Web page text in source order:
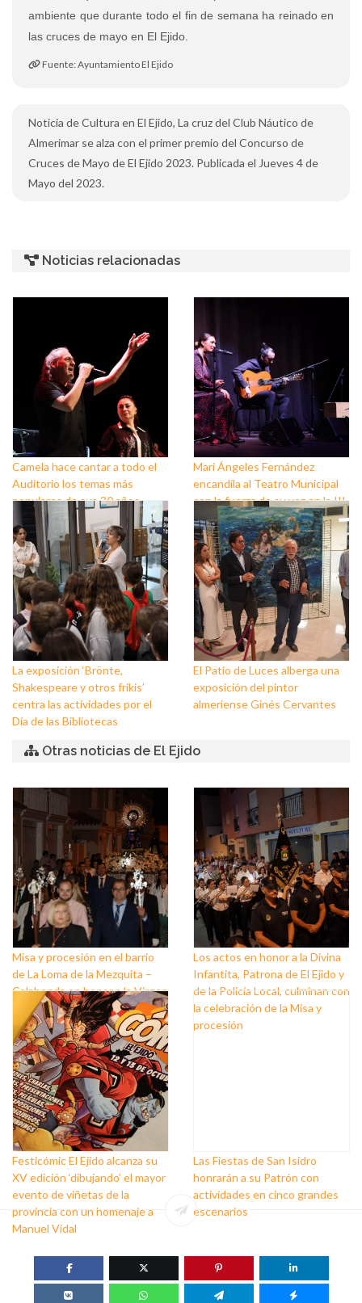
ambiente que durante todo el fin de semana ha reinado en
las cruces de mayo en El Ejido.
Fuente: Ayuntamiento El Ejido
Noticia de Cultura en El Ejido, La cruz del Club Náutico de
Almerimar se alza con el primer premio del Concurso de
Cruces de Mayo de El Ejido 2023. Publicada el Jueves 4 de
Mayo del 2023.
Noticias relacionadas
Camela hace cantar a todo el
Auditorio los temas más
populares de sus 30 años
sobre los escenarios
Mari Ángeles Fernández
encandila al Teatro Municipal
con la fuerza de su voz en la III
Semana del Flamenco
La exposición ‘Brönte,
Shakespeare y otros frikis’
centra las actividades por el
Día de las Bibliotecas
El Patio de Luces alberga una
exposición del pintor
almeriense Ginés Cervantes
Otras noticias de El Ejido
Misa y procesión en el barrio
de La Loma de la Mezquita –
Calahonda en honor a la Virgen
del Pilar
Los actos en honor a la Divina
Infantita, Patrona de El Ejido y
de la Policía Local, culminan con
la celebración de la Misa y
procesión
Festicómic El Ejido alcanza su
XV edición ‘dibujando’ el mayor
evento de viñetas de la
provincia con un homenaje a
Manuel Vidal
Las Fiestas de San Isidro
honrarán a su Patrón con
actividades en cinco grandes
escenarios